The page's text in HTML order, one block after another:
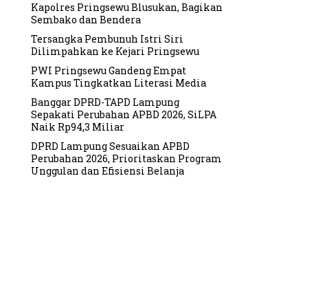
Kapolres Pringsewu Blusukan, Bagikan
Sembako dan Bendera
Tersangka Pembunuh Istri Siri
Dilimpahkan ke Kejari Pringsewu
PWI Pringsewu Gandeng Empat
Kampus Tingkatkan Literasi Media
Banggar DPRD-TAPD Lampung
Sepakati Perubahan APBD 2026, SiLPA
Naik Rp94,3 Miliar
DPRD Lampung Sesuaikan APBD
Perubahan 2026, Prioritaskan Program
Unggulan dan Efisiensi Belanja